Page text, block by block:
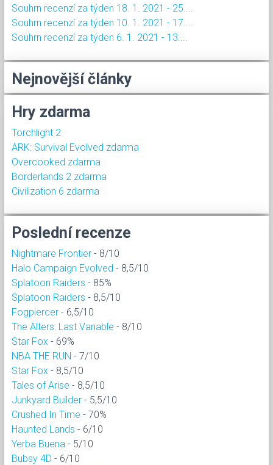
Souhrn recenzí za týden 18. 1. 2021 - 25....
Souhrn recenzí za týden 10. 1. 2021 - 17....
Souhrn recenzí za týden 6. 1. 2021 - 13....
Nejnovější články
Hry zdarma
Torchlight 2
ARK: Survival Evolved zdarma
Overcooked zdarma
Borderlands 2 zdarma
Civilization 6 zdarma
Poslední recenze
Nightmare Frontier - 8/10
Halo Campaign Evolved - 8,5/10
Splatoon Raiders - 85%
Splatoon Raiders - 8,5/10
Fogpiercer - 6,5/10
The Alters: Last Variable - 8/10
Star Fox - 69%
NBA THE RUN - 7/10
Star Fox - 8,5/10
Tales of Arise - 8,5/10
Junkyard Builder - 5,5/10
Crushed In Time - 70%
Haunted Lands - 6/10
Yerba Buena - 5/10
Bubsy 4D - 6/10